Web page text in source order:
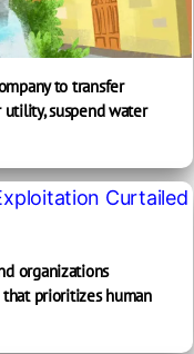
to transfer
suspend water
organizations
prioritizes human